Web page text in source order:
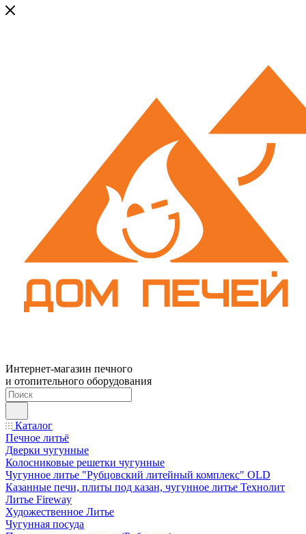
Интернет-магазин печного
и отопительного оборудования
Каталог
Печное литьё
Дверки чугунные
Колосниковые решетки чугунные
Чугунное литье "Рубцовский литейный комплекс" OLD
Казанные печи, плиты под казан, чугунное литье Технолит
Литье Fireway
Художественное Литье
Чугунная посуда